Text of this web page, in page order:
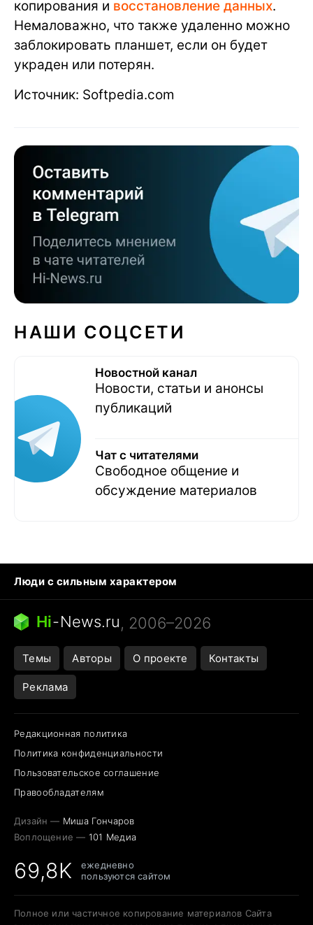
копирования и восстановление данных.
Немаловажно, что также удаленно можно
заблокировать планшет, если он будет
украден или потерян.
Источник: Softpedia.com
НАШИ СОЦСЕТИ
Новостной канал
Новости, статьи и анонсы
публикаций
Чат с читателями
Свободное общение и
обсуждение материалов
Люди с сильным характером
Кошка писает на кровать
Тунцы в океанариуме
Ядовитые пауки России
Города в ядерной войне
Открытие в Google Maps
Hi-News.ru, 2006–2026
Темы Авторы О проекте Контакты
Реклама
Редакционная политика
Политика конфиденциальности
Пользовательское соглашение
Правообладателям
Дизайн — Миша Гончаров
Воплощение — 101 Медиа
69,8K
ежедневно
пользуются сайтом
Полное или частичное копирование материалов Сайта